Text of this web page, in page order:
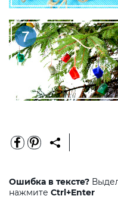
Ошибка в тексте?
нажмите Ctrl+Enter